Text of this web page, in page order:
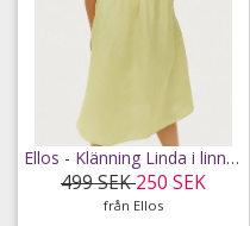
Ellos - Klänning Linda i linnemix - Grön - 46/48
499 SEK250 SEK
från Ellos